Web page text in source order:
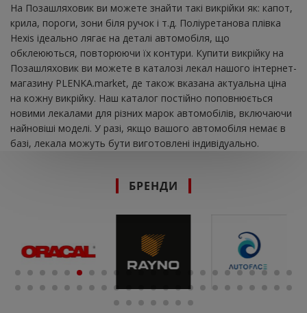
На Позашляховик ви можете знайти такі викрійки як: капот,
крила, пороги, зони біля ручок і т.д. Поліуретанова плівка
Hexis ідеально лягає на деталі автомобіля, що
обклеюються, повторюючи їх контури. Купити викрійку на
Позашляховик ви можете в каталозі лекал нашого інтернет-
магазину PLENKA.market, де також вказана актуальна ціна
на кожну викрійку. Наш каталог постійно поповнюється
новими лекалами для різних марок автомобілів, включаючи
найновіші моделі. У разі, якщо вашого автомобіля немає в
базі, лекала можуть бути виготовлені індивідуально.
БРЕНДИ